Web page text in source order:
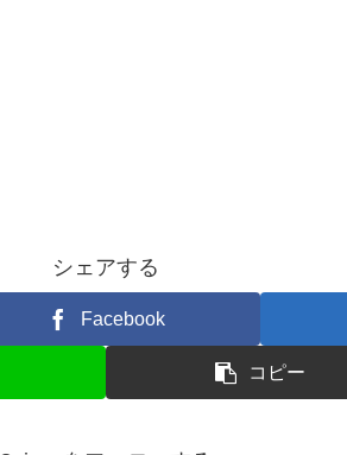
シェアする
Facebook
コピー